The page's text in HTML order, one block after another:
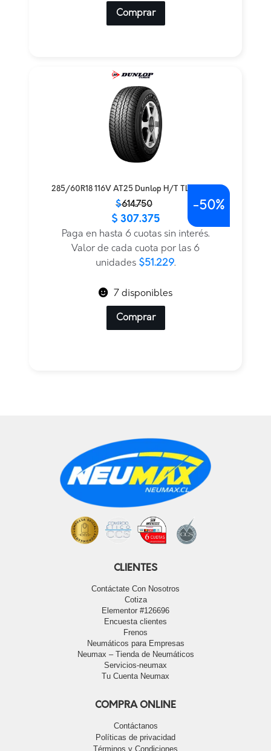
Comprar
285/60R18 116V AT25 Dunlop H/T TL BLK JAP
$614.750
original
actual
$ 307.375
Paga en hasta 6 cuotas sin interés.
Valor de cada cuota por las 6
unidades $51.229.
-50%
7 disponibles
Comprar
CLIENTES
Contáctate Con Nosotros
Cotiza
Elementor #126696
Encuesta clientes
Frenos
Neumáticos para Empresas
Neumax – Tienda de Neumáticos
Servicios-neumax
Tu Cuenta Neumax
COMPRA ONLINE
Contáctanos
Políticas de privacidad
Términos y Condiciones